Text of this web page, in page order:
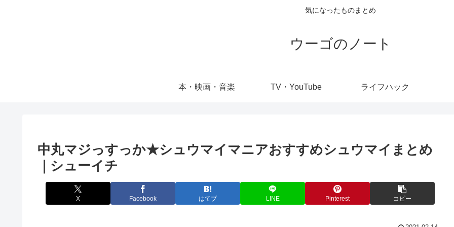
気になったものまとめ
ウーゴのノート
本・映画・音楽 TV・YouTube ライフハック
中丸マジっすっか★シュウマイマニアおすすめシュウマイまとめ
｜シューイチ
X Facebook はてブ LINE Pinterest コピー